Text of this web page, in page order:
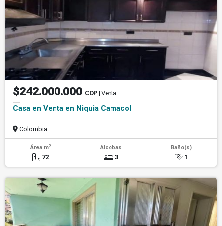
$242.000.000 COP | Venta
Casa en Venta en Niquia Camacol
Colombia
Área m2
72
Alcobas
3
Baño(s)
1